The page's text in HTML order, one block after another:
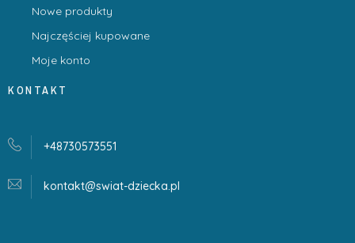
Nowe produkty
Najczęściej kupowane
Moje konto
KONTAKT
+48730573551
kontakt@swiat-dziecka.pl